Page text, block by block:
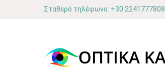
Σταθερό τηλέφωνο: +30 2241777808